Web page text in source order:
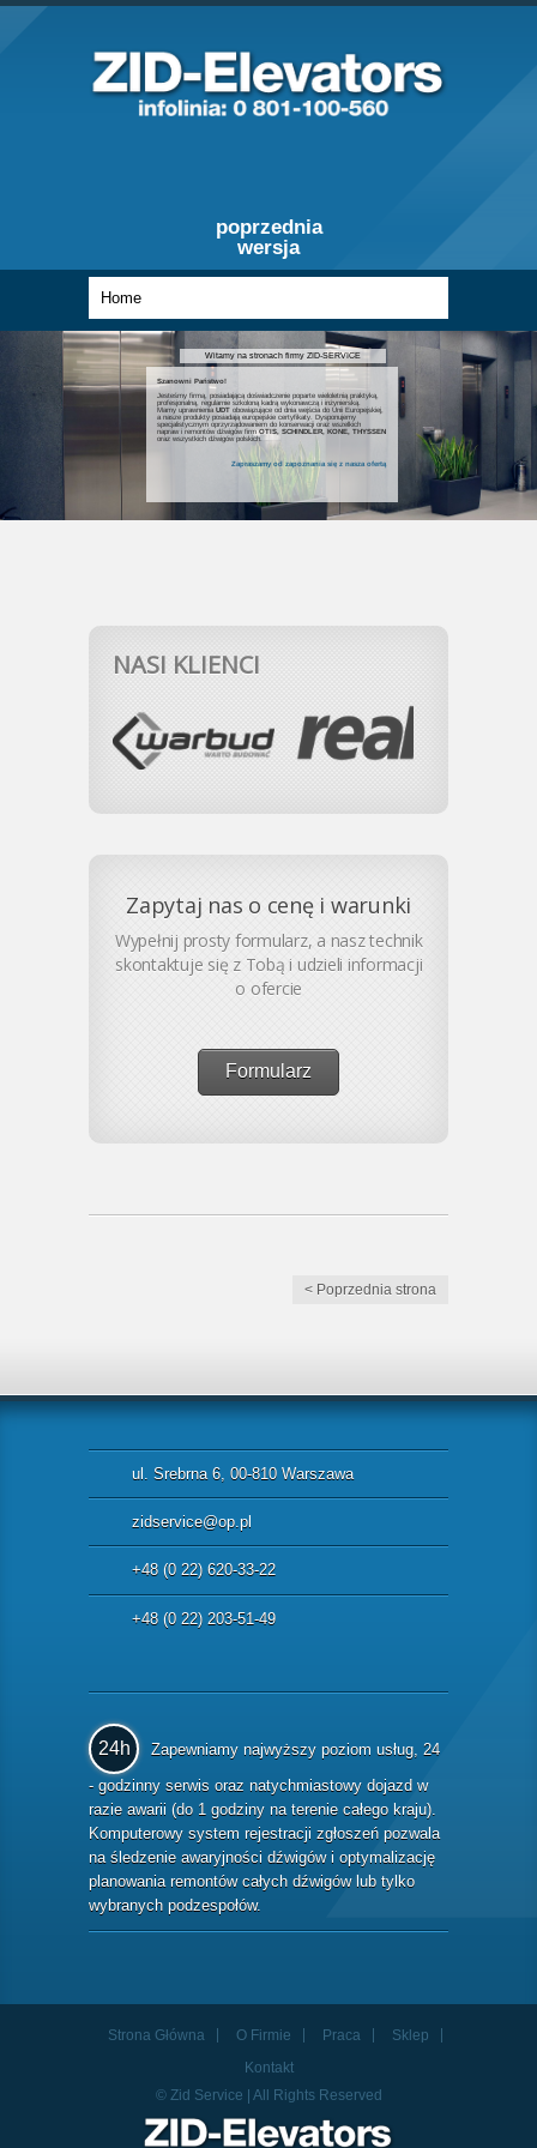
poprzednia
wersja
Witamy na stronach firmy ZID-SERVICE
Szanowni Państwo!
Jesteśmy firmą, posiadającą doświadczenie poparte wieloletnią praktyką,
profesjonalną, regularnie szkoloną kadrą wykonawczą i inżynierską.
Mamy uprawnieniaUDT obowiązujące od dnia wejścia do Unii Europejskiej,
a nasze produkty posiadają europejskie certyfikaty. Dysponujemy
specjalistycznym oprzyrządowaniem do konserwacji oraz wszelkich
napraw i remontów dźwigów firmOTIS, SCHINDLER, KONE, THYSSEN
oraz wszystkich dźwigów polskich.
Zapraszamy od zapoznania się z nasza ofertą
NASI KLIENCI
Zapytaj nas o cenę i warunki
Wypełnij prosty formularz, a nasz technik
skontaktuje się z Tobą i udzieli informacji
o ofercie
Formularz
< Poprzednia strona
ul. Srebrna 6, 00-810 Warszawa
zidservice@op.pl
+48 (0 22) 620-33-22
+48 (0 22) 203-51-49
24h
Zapewniamy najwyższy poziom usług, 24
- godzinny serwis oraz natychmiastowy dojazd w
razie awarii (do 1 godziny na terenie całego kraju).
Komputerowy system rejestracji zgłoszeń pozwala
na śledzenie awaryjności dźwigów i optymalizację
planowania remontów całych dźwigów lub tylko
wybranych podzespołów.
Strona Główna O Firmie Praca
Sklep
Kontakt
© Zid Service | All Rights Reserved